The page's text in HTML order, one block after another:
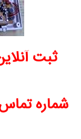
ثبت
شماره